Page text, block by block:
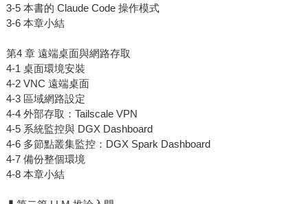
3-5 本書的 Claude Code 操作模式
3-6 本章小結
第4 章 遠端桌面與網路存取
4-1 桌面環境安裝
4-2 VNC 遠端桌面
4-3 區域網路設定
4-4 外部存取：Tailscale VPN
4-5 系統監控與 DGX Dashboard
4-6 多節點叢集監控：DGX Spark Dashboard
4-7 備份整個環境
4-8 本章小結